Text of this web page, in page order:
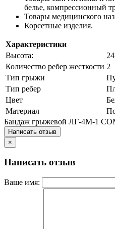
белье, компрессионный
Товары медицинского
Корсетные изделия.
Характеристики
Высота:
Количество ребер жесткости 2
Тип грыжи
Тип ребер
Цвет
Материал
Бандаж грыжевой ЛГ-4М-1
Написать отзыв
×
Написать отзыв
Ваше имя: